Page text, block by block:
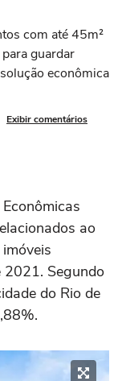
com até 45m²
guardar
econômica
Exibir comentários
ao
2021. Segundo
do Rio de